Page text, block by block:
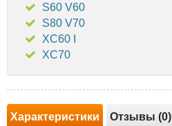
S60 V60
S80 V70
XC60 I
XC70
Характеристики Отзывы (0)